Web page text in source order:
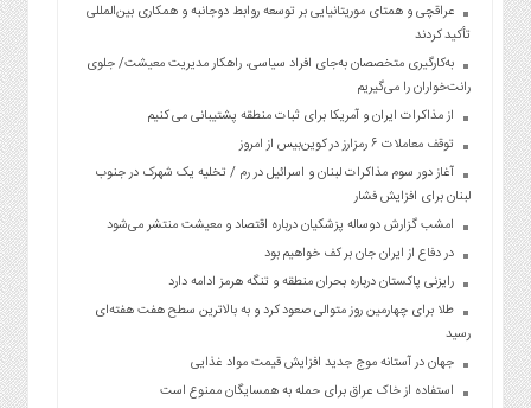
عراقچی و همتای موریتانیایی بر توسعه روابط دوجانبه و همکاری بین‌المللی
تأکید کردند
به‌کارگیری متخصصان به‌جای افراد سیاسی، راهکار مدیریت معیشت/ جلوی
رانت‌خواران را می‌گیریم
از مذاکرات ایران و آمریکا برای ثبات منطقه پشتیبانی می کنیم
توقف معاملات ۶ رمزارز در کوین‌بیس از امروز
آغاز دور سوم مذاکرات لبنان و اسرائیل در رم / تخلیه یک شهرک در جنوب
لبنان برای افزایش فشار
امشب گزارش دوساله پزشکیان درباره اقتصاد و معیشت منتشر می‌شود
در دفاع از ایران جان بر کف خواهیم بود
رایزنی پاکستان درباره بحران منطقه و تنگه هرمز ادامه دارد
طلا برای چهارمین روز متوالی صعود کرد و به بالاترین سطح هفت هفته‌ای
رسید
جهان در آستانه موج جدید افزایش قیمت مواد غذایی
استفاده از خاک عراق برای حمله به همسایگان ممنوع است